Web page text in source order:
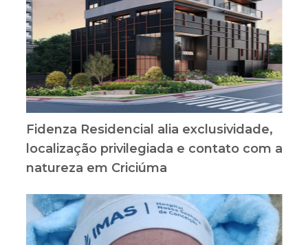
Fidenza Residencial alia exclusividade,
localização privilegiada e contato com a
natureza em Criciúma